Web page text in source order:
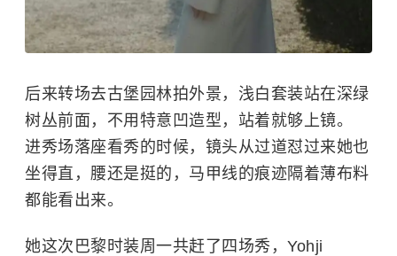
后来转场去古堡园林拍外景，浅白套装站在深绿
树丛前面，不用特意凹造型，站着就够上镜。
进秀场落座看秀的时候，镜头从过道怼过来她也
坐得直，腰还是挺的，马甲线的痕迹隔着薄布料
都能看出来。
她这次巴黎时装周一共赶了四场秀，Yohji